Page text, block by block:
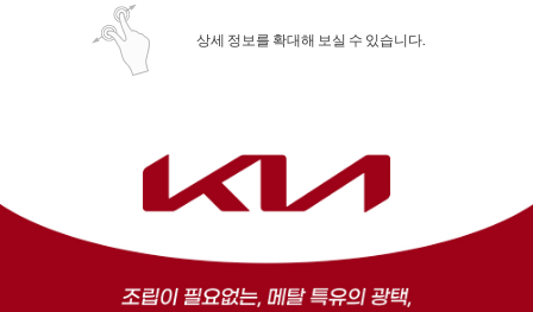
상세 정보를 확대해 보실 수 있습니다.